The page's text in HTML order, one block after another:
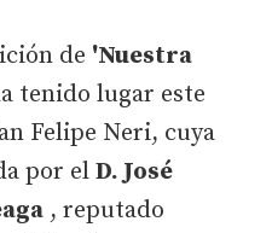
de 'Nuestra
tenido lugar este
Felipe Neri, cuya
por el D. José
, reputado